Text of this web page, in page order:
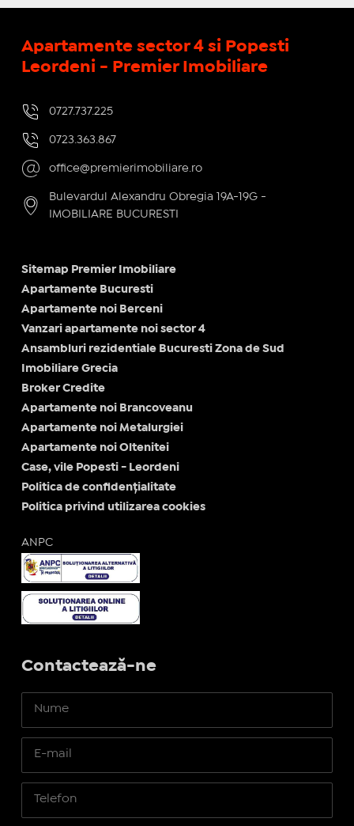
Apartamente sector 4 si Popesti
Leordeni - Premier Imobiliare
0727.737.225
0723.363.867
office@premierimobiliare.ro
Bulevardul Alexandru Obregia 19A-19G -
IMOBILIARE BUCURESTI
Sitemap Premier Imobiliare
Apartamente Bucuresti
Apartamente noi Berceni
Vanzari apartamente noi sector 4
Ansambluri rezidentiale Bucuresti Zona de Sud
Imobiliare Grecia
Broker Credite
Apartamente noi Brancoveanu
Apartamente noi Metalurgiei
Apartamente noi Oltenitei
Case, vile Popesti - Leordeni
Politica de confidențialitate
Politica privind utilizarea cookies
ANPC
Contactează-ne